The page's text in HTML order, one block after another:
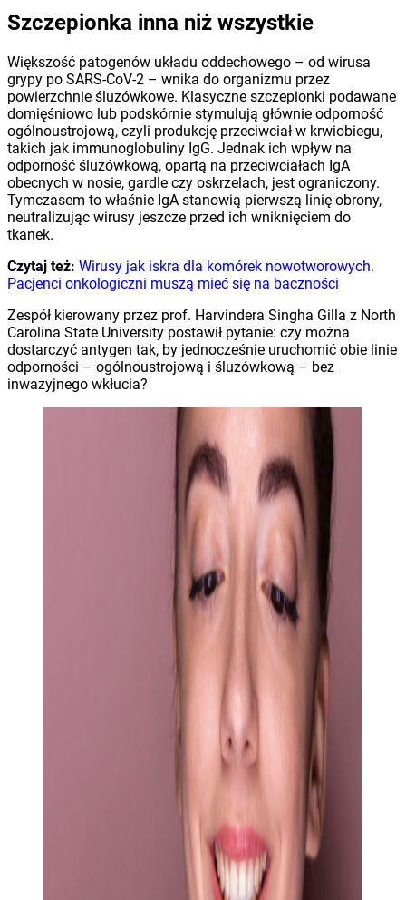
Szczepionka inna niż wszystkie
Większość patogenów układu oddechowego – od wirusa
grypy po SARS-CoV-2 – wnika do organizmu przez
powierzchnie śluzówkowe. Klasyczne szczepionki podawane
domięśniowo lub podskórnie stymulują głównie odporność
ogólnoustrojową, czyli produkcję przeciwciał w krwiobiegu,
takich jak immunoglobuliny IgG. Jednak ich wpływ na
odporność śluzówkową, opartą na przeciwciałach IgA
obecnych w nosie, gardle czy oskrzelach, jest ograniczony.
Tymczasem to właśnie IgA stanowią pierwszą linię obrony,
neutralizując wirusy jeszcze przed ich wniknięciem do
tkanek.
Czytaj też: Wirusy jak iskra dla komórek nowotworowych.
Pacjenci onkologiczni muszą mieć się na baczności
Zespół kierowany przez prof. Harvindera Singha Gilla z North
Carolina State University postawił pytanie: czy można
dostarczyć antygen tak, by jednocześnie uruchomić obie linie
odporności – ogólnoustrojową i śluzówkową – bez
inwazyjnego wkłucia?